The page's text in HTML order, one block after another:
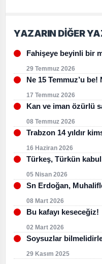
YAZARIN DİĞER
Fahişeye beyinli bir
29 Temmuz 2026
Ne 15 Temmuz’u
17 Temmuz 2026
Kan ve iman özürlü
08 Temmuz 2026
Trabzon 14 yıldır
16 Haziran 2026
Türkeş, Türkün kabul
05 Nisan 2026
Sn Erdoğan,
08 Mart 2026
Bu kafayı keseceğiz!
02 Mart 2026
Soysuzlar
29 Kasım 2025